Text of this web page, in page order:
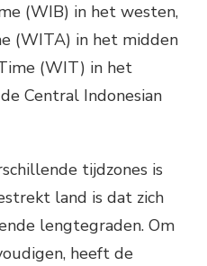
(WIB) in het westen,
(WITA) in het midden
(WIT) in het
Central Indonesian
tijdzones is
land is dat zich
lengtegraden. Om
heeft de